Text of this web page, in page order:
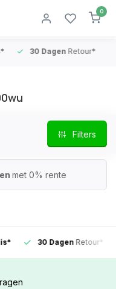
0
30 DagenRetour*
Filters
met 0% rente
30 DagenRetour*